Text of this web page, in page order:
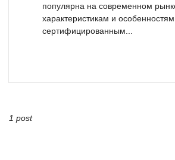
популярна на современном
характеристикам и
сертифицированным...
1 post